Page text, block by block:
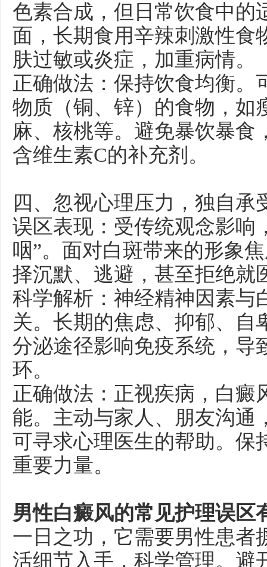
色素合成，但日常饮食中的
面，长期食用辛辣刺激性食
肤过敏或炎症，加重病情。
正确做法：保持饮食均衡。
物质（铜、锌）的食物，如
麻、核桃等。避免暴饮暴食
含维生素C的补充剂。
四、忽视心理压力，独自承
误区表现：受传统观念影响
咽”。面对白斑带来的形象
择沉默、逃避，甚至拒绝就
科学解析：神经精神因素与
关。长期的焦虑、抑郁、自
分泌途径影响免疫系统，导
环。
正确做法：正视疾病，白癜
能。主动与家人、朋友沟通
可寻求心理医生的帮助。保
重要力量。
男性白癜风的常见护理误区
一日之功，它需要男性患者
活细节入手，科学管理。避